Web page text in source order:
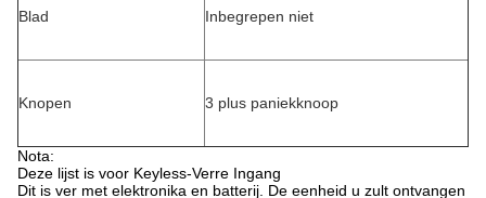
Blad Inbegrepen niet
Knopen 3 plus paniekknoop
Nota:
Deze lijst is voor Keyless-Verre Ingang
Dit is ver met elektronika en batterij. De eenheid u zult ontvangen